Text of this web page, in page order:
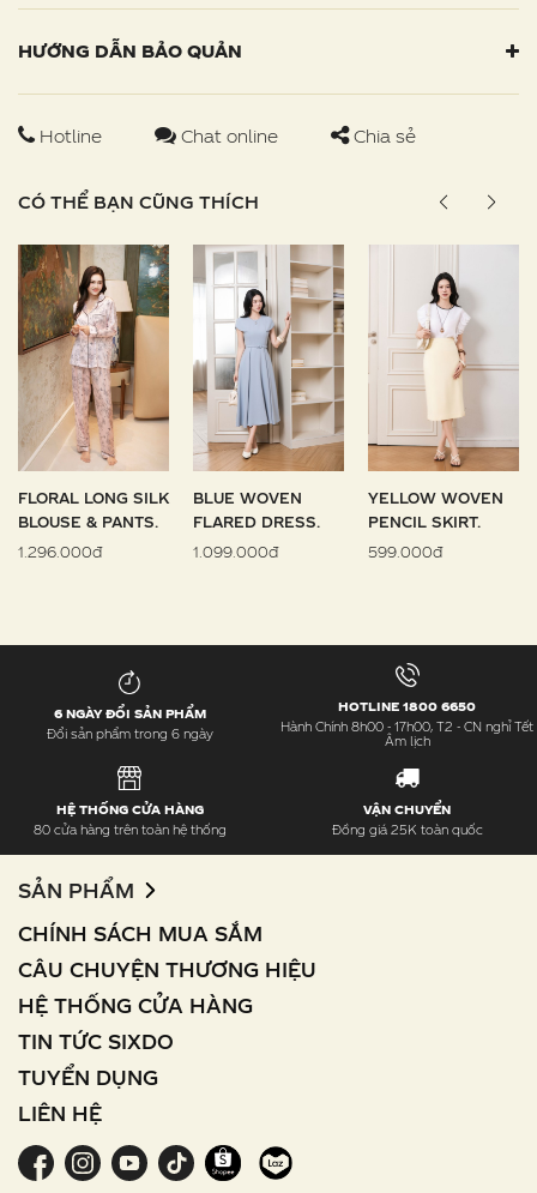
HƯỚNG DẪN BẢO QUẢN
Hotline Chat online Chia sẻ
CÓ THỂ BẠN CŨNG THÍCH
FLORAL LONG SILK
BLOUSE & PANTS.
1.296.000đ
BLUE WOVEN
FLARED DRESS.
1.099.000đ
YELLOW WOVEN
PENCIL SKIRT.
599.000đ
6 NGÀY ĐỔI SẢN PHẨM
Đổi sản phẩm trong 6 ngày
HOTLINE 1800 6650
Hành Chính 8h00 - 17h00, T2 - CN nghỉ Tết
Âm lịch
HỆ THỐNG CỬA HÀNG
80 cửa hàng trên toàn hệ thống
VẬN CHUYỂN
Đồng giá 25K toàn quốc
SẢN PHẨM
CHÍNH SÁCH MUA SẮM
CÂU CHUYỆN THƯƠNG HIỆU
HỆ THỐNG CỬA HÀNG
TIN TỨC SIXDO
TUYỂN DỤNG
LIÊN HỆ